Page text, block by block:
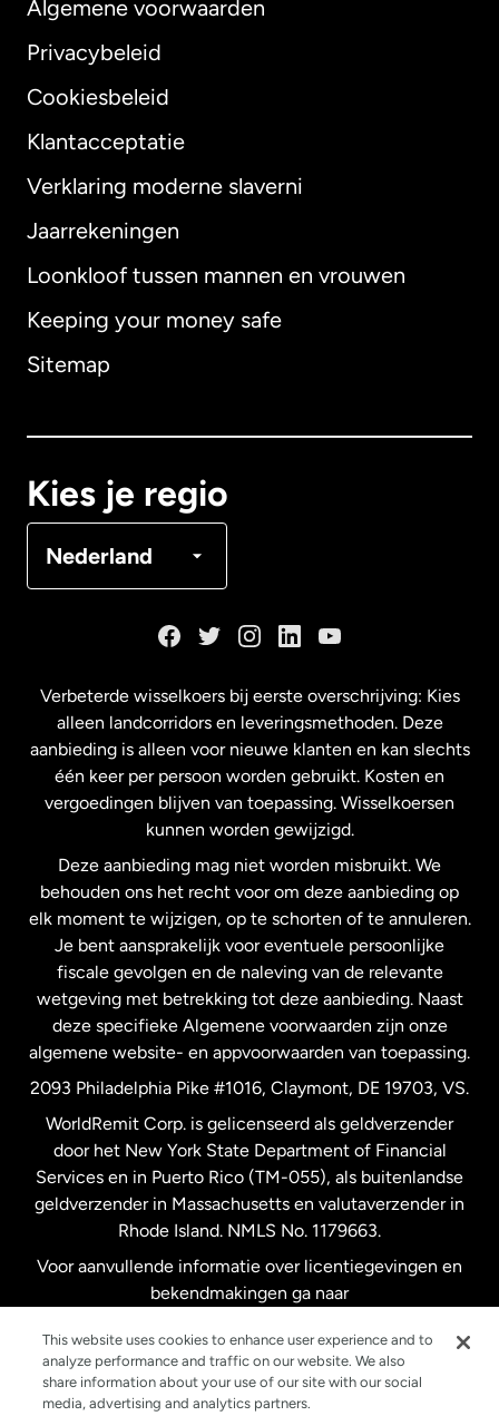
Algemene voorwaarden
Privacybeleid
Cookiesbeleid
Klantacceptatie
Verklaring moderne slaverni
Jaarrekeningen
Loonkloof tussen mannen en vrouwen
Keeping your money safe
Sitemap
Kies je regio
Nederland
Internationaal English
Australië
Maleisië
Nederland
Nieuw-Zeeland
Spanje
Verenigd Koninkrijk
Verenigde Staten English
Verenigde Staten Español
Zweden
Verbeterde wisselkoers bij eerste overschrijving: Kies
alleen landcorridors en leveringsmethoden. Deze
aanbieding is alleen voor nieuwe klanten en kan slechts
één keer per persoon worden gebruikt. Kosten en
vergoedingen blijven van toepassing. Wisselkoersen
kunnen worden gewijzigd.
Deze aanbieding mag niet worden misbruikt. We
behouden ons het recht voor om deze aanbieding op
elk moment te wijzigen, op te schorten of te annuleren.
Je bent aansprakelijk voor eventuele persoonlijke
fiscale gevolgen en de naleving van de relevante
wetgeving met betrekking tot deze aanbieding. Naast
deze specifieke Algemene voorwaarden zijn onze
algemene website- en appvoorwaarden van toepassing.
2093 Philadelphia Pike #1016, Claymont, DE 19703, VS.
WorldRemit Corp. is gelicenseerd als geldverzender
door het New York State Department of Financial
Services en in Puerto Rico (TM-055), als buitenlandse
geldverzender in Massachusetts en valutaverzender in
Rhode Island. NMLS No. 1179663.
Voor aanvullende informatie over licentiegevingen en
bekendmakingen ga naar
This website uses cookies to enhance user experience and to
analyze performance and traffic on our website. We also
share information about your use of our site with our social
media, advertising and analytics partners.